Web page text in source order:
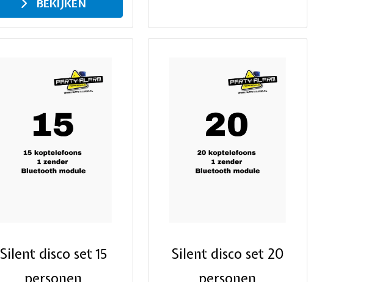
BEKIJKEN
Silent disco set 15
personen
Silent disco set 20
personen